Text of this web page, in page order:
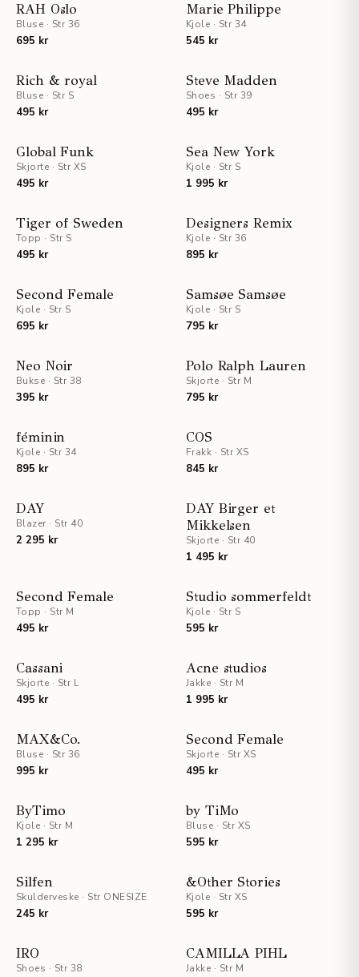
RAH Oslo
Bluse · Str 36
695 kr
Marie Philippe
Kjole · Str 34
545 kr
Rich & royal
Bluse · Str S
495 kr
Steve Madden
Shoes · Str 39
495 kr
Global Funk
Skjorte · Str XS
495 kr
Sea New York
Kjole · Str S
1 995 kr
Tiger of Sweden
Topp · Str S
495 kr
Designers Remix
Kjole · Str 36
895 kr
Second Female
Kjole · Str S
695 kr
Samsøe Samsøe
Kjole · Str S
795 kr
Neo Noir
Bukse · Str 38
395 kr
Polo Ralph Lauren
Skjorte · Str M
795 kr
féminin
Kjole · Str 34
895 kr
COS
Frakk · Str XS
845 kr
DAY
Blazer · Str 40
2 295 kr
DAY Birger et
Mikkelsen
Skjorte · Str 40
1 495 kr
STAFF PICKS
Second Female
Topp · Str M
495 kr
NYHET
Studio sommerfeldt
Kjole · Str S
595 kr
Cassani
Skjorte · Str L
495 kr
Acne studios
Jakke · Str M
1 995 kr
MAX&Co.
Bluse · Str 36
995 kr
Second Female
Skjorte · Str XS
495 kr
ByTimo
Kjole · Str M
1 295 kr
by TiMo
Bluse · Str XS
595 kr
Silfen
Skulderveske · Str ONESIZE
245 kr
&Other Stories
Kjole · Str XS
595 kr
IRO
Shoes · Str 38
CAMILLA PIHL
Jakke · Str M